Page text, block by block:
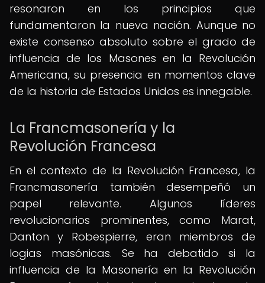
resonaron en los principios que
fundamentaron la nueva nación. Aunque no
existe consenso absoluto sobre el grado de
influencia de los Masones en la Revolución
Americana, su presencia en momentos clave
de la historia de Estados Unidos es innegable.
La Francmasonería y la
Revolución Francesa
En el contexto de la Revolución Francesa, la
Francmasonería también desempeñó un
papel relevante. Algunos líderes
revolucionarios prominentes, como Marat,
Danton y Robespierre, eran miembros de
logias masónicas. Se ha debatido si la
influencia de la Masonería en la Revolución